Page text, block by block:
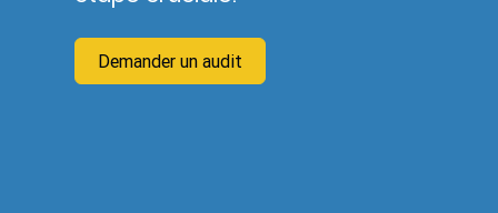
Demander un audit